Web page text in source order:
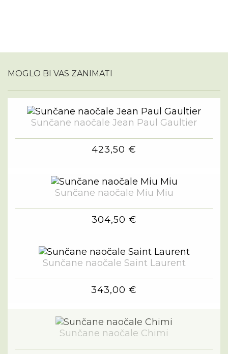
MOGLO BI VAS ZANIMATI
Sunčane naočale Jean Paul Gaultier
423,50 €
Sunčane naočale Miu Miu
304,50 €
Sunčane naočale Saint Laurent
343,00 €
Sunčane naočale Chimi